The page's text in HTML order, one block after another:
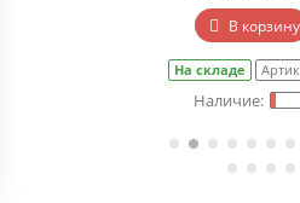
В корзину
На складе Артикул: БС0001